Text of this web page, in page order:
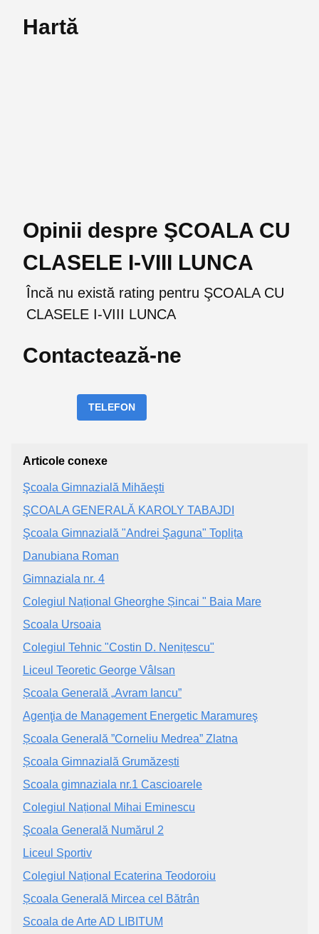
Hartă
Opinii despre ŞCOALA CU
CLASELE I-VIII LUNCA
Încă nu există rating pentru ŞCOALA CU
CLASELE I-VIII LUNCA
Contactează-ne
TELEFON
Articole conexe
Şcoala Gimnazială Mihăeşti
ŞCOALA GENERALĂ KAROLY TABAJDI
Şcoala Gimnazială "Andrei Şaguna" Toplița
Danubiana Roman
Gimnaziala nr. 4
Colegiul Național Gheorghe Șincai " Baia Mare
Scoala Ursoaia
Colegiul Tehnic "Costin D. Nenițescu"
Liceul Teoretic George Vâlsan
Școala Generală „Avram Iancu”
Agenţia de Management Energetic Maramureş
Școala Generală ”Corneliu Medrea” Zlatna
Școala Gimnazială Grumăzești
Scoala gimnaziala nr.1 Cascioarele
Colegiul Național Mihai Eminescu
Şcoala Generală Numărul 2
Liceul Sportiv
Colegiul Național Ecaterina Teodoroiu
Școala Generală Mircea cel Bătrân
Scoala de Arte AD LIBITUM